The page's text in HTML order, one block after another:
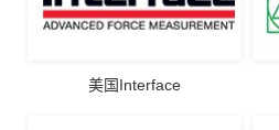
美国Interface